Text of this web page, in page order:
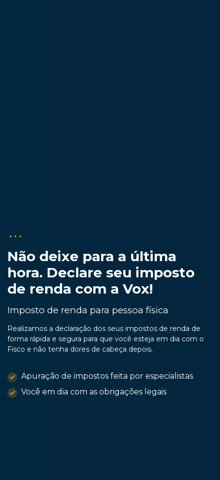
Não deixe para a última
hora. Declare seu imposto
de renda com a Vox!
Imposto de renda para pessoa física
Realizamos a declaração dos seus impostos de renda de
forma rápida e segura para que você esteja em dia com o
Fisco e não tenha dores de cabeça depois.
Apuração de impostos feita por especialistas
Você em dia com as obrigações legais